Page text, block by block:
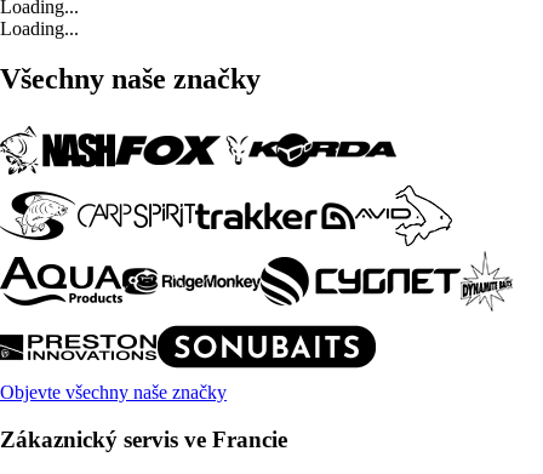
Loading...
Loading...
Všechny naše značky
Objevte všechny naše značky
Zákaznický servis ve Francie